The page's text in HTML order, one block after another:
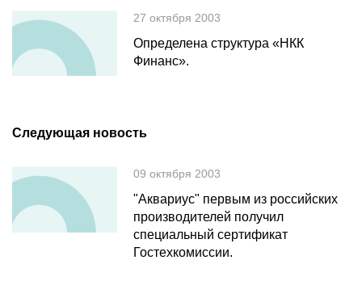
27 октября 2003
Определена структура «НКК
Финанс».
Следующая новость
09 октября 2003
"Аквариус" первым из российских
производителей получил
специальный сертификат
Гостехкомиссии.